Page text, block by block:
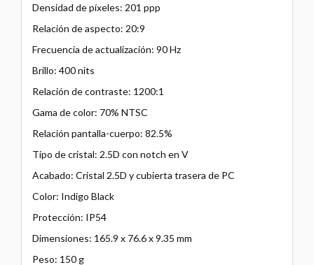
Densidad de píxeles: 201 ppp
Relación de aspecto: 20:9
Frecuencia de actualización: 90 Hz
Brillo: 400 nits
Relación de contraste: 1200:1
Gama de color: 70% NTSC
Relación pantalla-cuerpo: 82.5%
Tipo de cristal: 2.5D con notch en V
Acabado: Cristal 2.5D y cubierta trasera de PC
Color: Indigo Black
Protección: IP54
Dimensiones: 165.9 x 76.6 x 9.35 mm
Peso: 150 g